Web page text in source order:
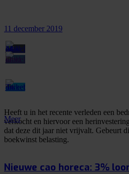
11 december 2019
Heeft u in het recente verleden een
verkocht en hiervoor een
dat deze dit jaar niet vrijvalt. Gebeurt
boekwinst belasting.
Meer
Nieuwe cao horeca: 3%